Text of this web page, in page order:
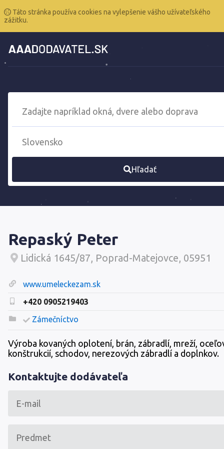
Táto stránka používa cookies na vylepšenie vášho užívateľského
zážitku.
Hľadať
Repaský Peter
Lidická 1645/87, Poprad-Matejovce, 05951
www.umeleckezam.sk
+420 0905219403
Zámečníctvo
Výroba kovaných oplotení, brán, zábradlí, mreží,
konštrukcií, schodov, nerezových zábradlí a doplnkov.
Kontaktujte dodávateľa